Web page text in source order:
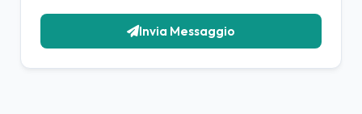
Invia Messaggio